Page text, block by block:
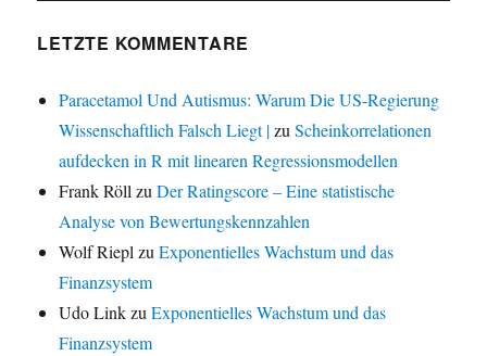
LETZTE KOMMENTARE
Paracetamol Und Autismus: Warum Die US-Regierung
Wissenschaftlich Falsch Liegt |zuScheinkorrelationen
aufdecken in R mit linearen Regressionsmodellen
Frank Röll zuDer Ratingscore – Eine statistische
Analyse von Bewertungskennzahlen
Wolf Riepl zuExponentielles Wachstum und das
Finanzsystem
Udo LinkzuExponentielles Wachstum und das
Finanzsystem